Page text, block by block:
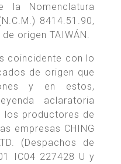
la Nomenclatura
8414.51.90,
origen TAIWÁN.
coincidente con lo
de origen que
y en estos,
aclaratoria
los productores de
empresas CHING
(Despachos de
IC04 227428 U y